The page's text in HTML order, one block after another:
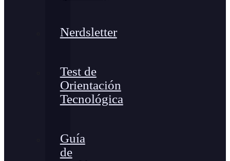
Nerdsletter
Test de
Orientación
Tecnológica
Guía
de